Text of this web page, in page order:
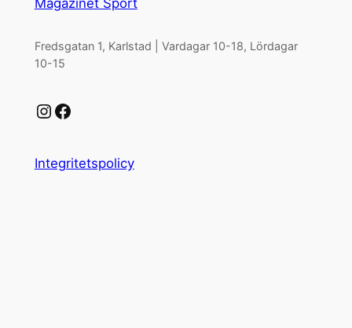
Fredsgatan 1, Karlstad | Vardagar 10-18, Lördagar
10-15
Instagram Facebook
Integritetspolicy